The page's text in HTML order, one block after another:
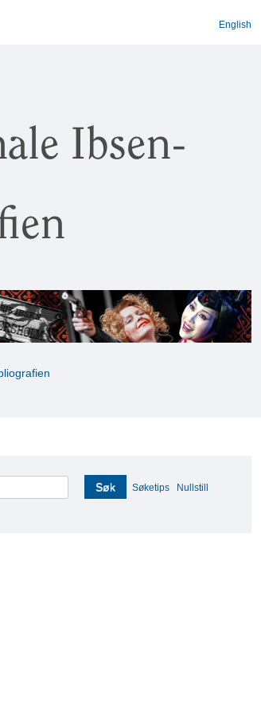
English
Ibsen-
Søk Søketips Nullstill